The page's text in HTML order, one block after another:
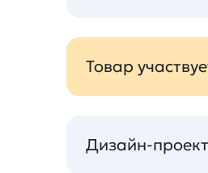
Товар
Дизайн-